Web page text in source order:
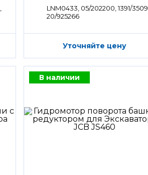
LNM0433, 05/202200, 1391/3509,
20/925266
Уточняйте цену
В наличии